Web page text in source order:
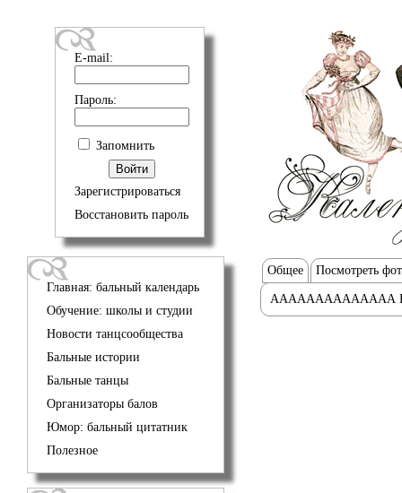
E-mail:
Пароль:
Запомнить
Зарегистрироваться
Восстановить пароль
Главная: бальный календарь
Обучение: школы и студии
Новости танцсообщества
Бальные истории
Бальные танцы
Организаторы балов
Юмор: бальный цитатник
Полезное
Общее Посмотреть
АААААААААААААА